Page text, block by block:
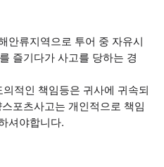
안류지역으로 투어 중 자유시
즐기다가 사고를 당하는 경
적인 책임등은 귀사에 귀속되
포츠사고는 개인적으로 책임
셔야합니다.